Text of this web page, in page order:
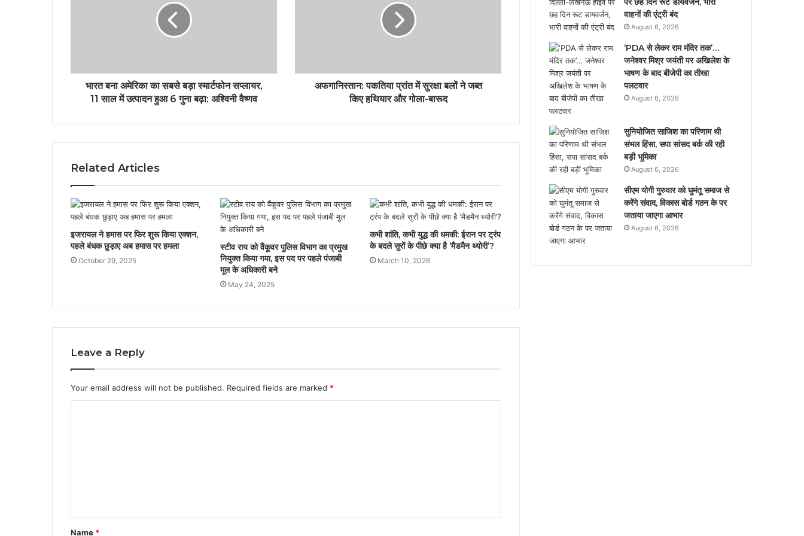
भारत बना अमेरिका का सबसे बड़ा स्मार्टफोन सप्लायर,
11 साल में उत्पादन हुआ 6 गुना बढ़ा: अश्विनी वैष्णव
अफगानिस्तान: पकतिया प्रांत में सुरक्षा बलों ने जब्त
किए हथियार और गोला-बारूद
Related Articles
इजरायल ने हमास पर फिर शुरू किया एक्शन,
पहले बंधक छुड़ाए अब हमास पर हमला
October 29, 2025
स्टीव राय को वैंकूवर पुलिस विभाग का प्रमुख
नियुक्त किया गया, इस पद पर पहले पंजाबी
मूल के अधिकारी बने
May 24, 2025
कभी शांति, कभी युद्ध की धमकी: ईरान पर ट्रंप
के बदले सुरों के पीछे क्या है ‘मैडमैन थ्योरी’?
March 10, 2026
Leave a Reply
Your email address will not be published. Required fields are marked *
t
Name *
वाहनों की एंट्री बंद
August 6, 2026
‘PDA से लेकर राम मंदिर तक’…
जनेश्वर मिश्र जयंती पर अखिलेश के
भाषण के बाद बीजेपी का तीखा
पलटवार
August 6, 2026
सुनियोजित साजिश का परिणाम थी
संभल हिंसा, सपा सांसद बर्क की रही
बड़ी भूमिका
August 6, 2026
सीएम योगी गुरुवार को घुमंतू समाज से
करेंगे संवाद, विकास बोर्ड गठन के पर
जताया जाएगा आभार
August 6, 2026